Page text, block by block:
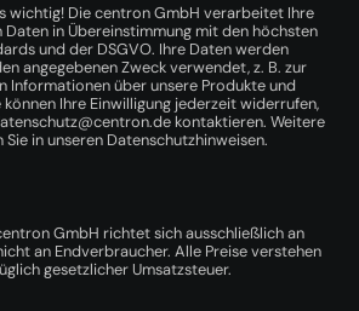
wichtig! Die centron GmbH verarbeitet Ihre
Daten in Übereinstimmung mit den höchsten
und der DSGVO. Ihre Daten werden
angegebenen Zweck verwendet, z. B. zur
Informationen über unsere Produkte und
können Ihre Einwilligung jederzeit widerrufen,
kontaktieren. Weitere
Sie in unseren Datenschutzhinweisen.
GmbH richtet sich ausschließlich an
an Endverbraucher. Alle Preise verstehen
gesetzlicher Umsatzsteuer.